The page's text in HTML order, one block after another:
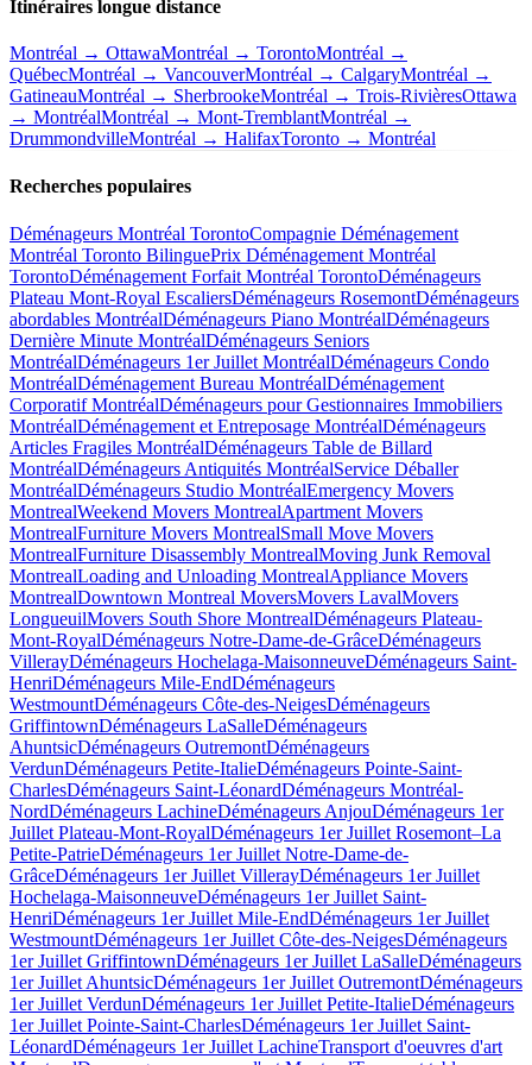
Itinéraires longue distance
Montréal → OttawaMontréal → TorontoMontréal →
QuébecMontréal → VancouverMontréal → CalgaryMontréal →
GatineauMontréal → SherbrookeMontréal → Trois-RivièresOttawa
→ MontréalMontréal → Mont-TremblantMontréal →
DrummondvilleMontréal → HalifaxToronto → Montréal
Recherches populaires
Déménageurs Montréal TorontoCompagnie Déménagement
Montréal Toronto BilinguePrix Déménagement Montréal
TorontoDéménagement Forfait Montréal TorontoDéménageurs
Plateau Mont-Royal EscaliersDéménageurs RosemontDéménageurs
abordables MontréalDéménageurs Piano MontréalDéménageurs
Dernière Minute MontréalDéménageurs Seniors
MontréalDéménageurs 1er Juillet MontréalDéménageurs Condo
MontréalDéménagement Bureau MontréalDéménagement
Corporatif MontréalDéménageurs pour Gestionnaires Immobiliers
MontréalDéménagement et Entreposage MontréalDéménageurs
Articles Fragiles MontréalDéménageurs Table de Billard
MontréalDéménageurs Antiquités MontréalService Déballer
MontréalDéménageurs Studio MontréalEmergency Movers
MontrealWeekend Movers MontrealApartment Movers
MontrealFurniture Movers MontrealSmall Move Movers
MontrealFurniture Disassembly MontrealMoving Junk Removal
MontrealLoading and Unloading MontrealAppliance Movers
MontrealDowntown Montreal MoversMovers LavalMovers
LongueuilMovers South Shore MontrealDéménageurs Plateau-
Mont-RoyalDéménageurs Notre-Dame-de-GrâceDéménageurs
VillerayDéménageurs Hochelaga-MaisonneuveDéménageurs Saint-
HenriDéménageurs Mile-EndDéménageurs
WestmountDéménageurs Côte-des-NeigesDéménageurs
GriffintownDéménageurs LaSalleDéménageurs
AhuntsicDéménageurs OutremontDéménageurs
VerdunDéménageurs Petite-ItalieDéménageurs Pointe-Saint-
CharlesDéménageurs Saint-LéonardDéménageurs Montréal-
NordDéménageurs LachineDéménageurs AnjouDéménageurs 1er
Juillet Plateau-Mont-RoyalDéménageurs 1er Juillet Rosemont–La
Petite-PatrieDéménageurs 1er Juillet Notre-Dame-de-
GrâceDéménageurs 1er Juillet VillerayDéménageurs 1er Juillet
Hochelaga-MaisonneuveDéménageurs 1er Juillet Saint-
HenriDéménageurs 1er Juillet Mile-EndDéménageurs 1er Juillet
WestmountDéménageurs 1er Juillet Côte-des-NeigesDéménageurs
1er Juillet GriffintownDéménageurs 1er Juillet LaSalleDéménageurs
1er Juillet AhuntsicDéménageurs 1er Juillet OutremontDéménageurs
1er Juillet VerdunDéménageurs 1er Juillet Petite-ItalieDéménageurs
1er Juillet Pointe-Saint-CharlesDéménageurs 1er Juillet Saint-
LéonardDéménageurs 1er Juillet LachineTransport d'oeuvres d'art